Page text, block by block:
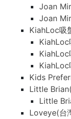
Joan
Joan
KiahLoc吸
KiahLoc
KiahLoc
Kids
Little
Little
Loveye(台